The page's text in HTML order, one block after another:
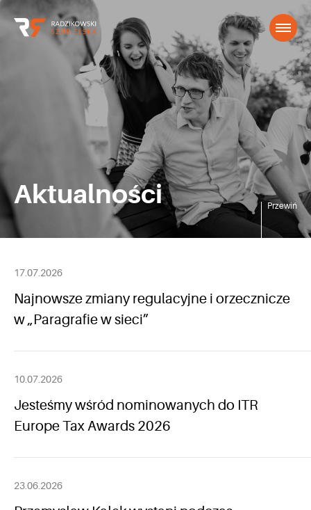
Aktualności Przewiń
17.07.2026
Najnowsze zmiany regulacyjne i orzecznicze
w „Paragrafie w sieci”
10.07.2026
Jesteśmy wśród nominowanych do ITR
Europe Tax Awards 2026
23.06.2026